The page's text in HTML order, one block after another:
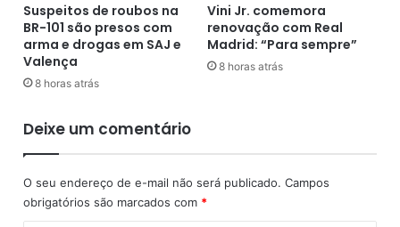
a
í
l
e
m
0
2
s
e
q
u
c
i
s
e
Suspeitos de roubos na
BR-101 são presos com
arma e drogas em SAJ e
Valença
8 horas atrás
Vini Jr. comemora
renovação com Real
Madrid: “Para sempre”
8 horas atrás
Deixe um comentário
O seu endereço de e-mail não será publicado. Campos
obrigatórios são marcados com *